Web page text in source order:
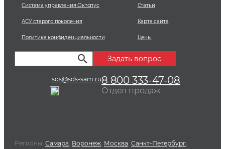
Система управления Октопус
АСУ старого поколения
Политика конфиденциальности
Статьи
Карта сайта
Цены
Задать вопрос
sds@sds-sam.ru8 800 333-47-08
Отдел продаж
Регионы: Самара Воронеж Москва Санкт-Петербург